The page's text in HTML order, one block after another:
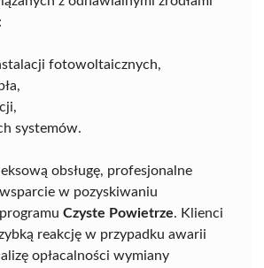
fotowoltaicznych,
systemów.
obsługę, profesjonalne
w pozyskiwaniu
Czyste Powietrze. Klienci
reakcję w przypadku awarii
opłacalności wymiany